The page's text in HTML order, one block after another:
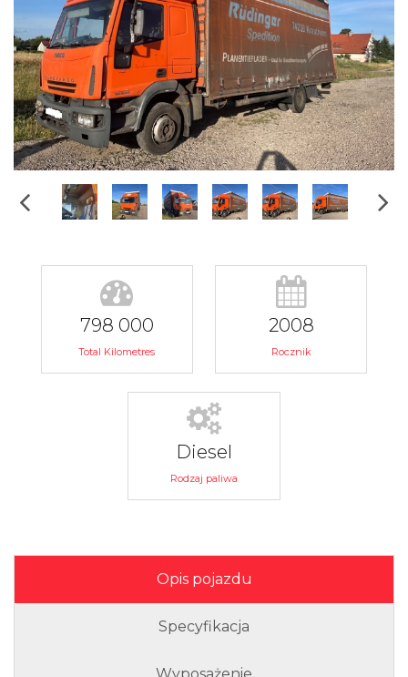
798 000
Total Kilometres
2008
Rocznik
Diesel
Rodzaj paliwa
Opis pojazdu
Specyfikacja